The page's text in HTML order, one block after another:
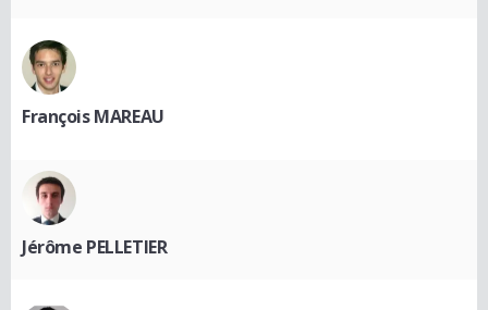
François MAREAU
Jérôme PELLETIER